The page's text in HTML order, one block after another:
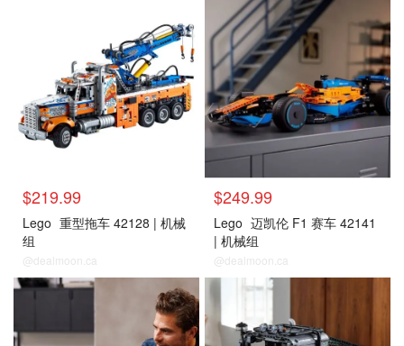
$219.99
Lego 重型拖车 42128 | 机械
组
@dealmoon.ca
$249.99
Lego 迈凯伦 F1 赛车 42141
| 机械组
@dealmoon.ca